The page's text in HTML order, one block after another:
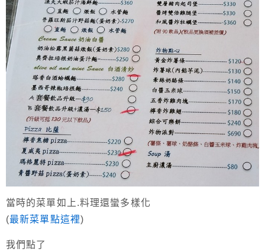
當時的菜單如上.料理還蠻多樣化
(最新菜單點這裡)
我們點了